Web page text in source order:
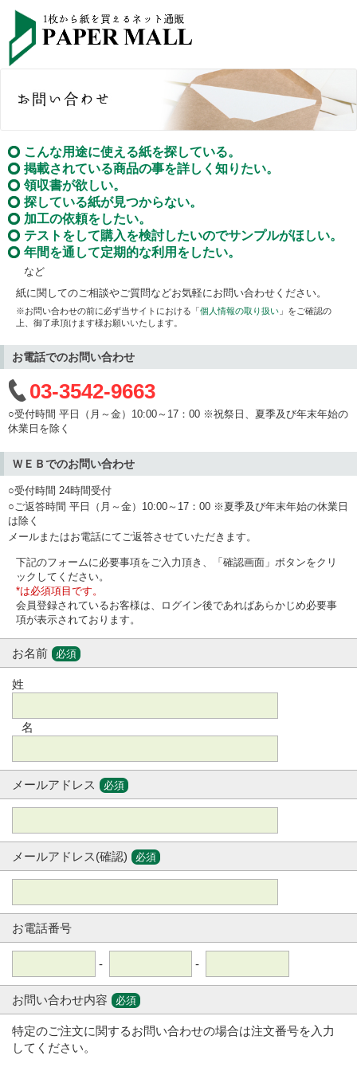
こんな用途に使える紙を探している。
掲載されている商品の事を詳しく知りたい。
領収書が欲しい。
探している紙が見つからない。
加工の依頼をしたい。
テストをして購入を検討したいのでサンプルがほしい。
年間を通して定期的な利用をしたい。
など
紙に関してのご相談やご質問などお気軽にお問い合わせください。
※お問い合わせの前に必ず当サイトにおける「個人情報の取り扱い 」をご確認の
上、御了承頂けます様お願いいたします。
お電話でのお問い合わせ
03-3542-9663
○受付時間 平日（月～金）10:00～17：00 ※祝祭日、夏季及び年末年始の
休業日を除く
ＷＥＢでのお問い合わせ
○受付時間 24時間受付
○ご返答時間 平日（月～金）10:00～17：00 ※夏季及び年末年始の休業日
は除く
メールまたはお電話にてご返答させていただきます。
下記のフォームに必要事項をご入力頂き、「確認画面」ボタンをクリ
ックしてください。
*は必須項目です。
会員登録されているお客様は、ログイン後であればあらかじめ必要事
項が表示されております。
お名前 必須
姓
名
メールアドレス 必須
メールアドレス(確認) 必須
お電話番号
- -
お問い合わせ内容 必須
特定のご注文に関するお問い合わせの場合は注文番号を入力
してください。